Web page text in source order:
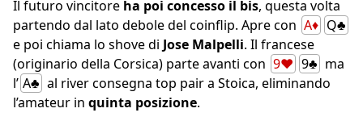
Il futuro vincitore ha poi concesso il bis, questa volta
partendo dal lato debole del coinflip. Apre con A♦ Q♣
e poi chiama lo shove di Jose Malpelli. Il francese
(originario della Corsica) parte avanti con 9♥ 9♣ ma
l’ A♣ al river consegna top pair a Stoica, eliminando
l’amateur in quinta posizione.